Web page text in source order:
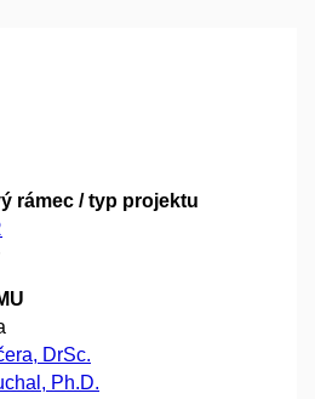
rámec / typ projektu
DrSc.
Ph.D.